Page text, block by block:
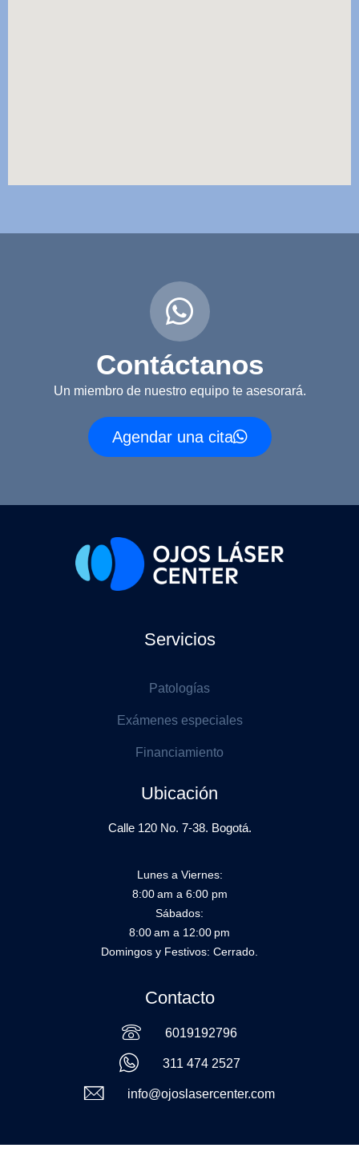
Contáctanos
Un miembro de nuestro equipo te asesorará.
Agendar una cita
Servicios
Patologías
Exámenes especiales
Financiamiento
Ubicación
Calle 120 No. 7-38. Bogotá.
Lunes a Viernes:
8:00 am a 6:00 pm
Sábados:
8:00 am a 12:00 pm
Domingos y Festivos: Cerrado.
Contacto
6019192796
311 474 2527
info@ojoslasercenter.com